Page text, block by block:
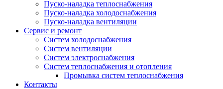
Пуско-наладка теплоснабжения
Пуско-наладка холодоснабжения
Пуско-наладка вентиляции
Сервис и ремонт
Систем холодоснабжения
Систем вентиляции
Систем электроснабжения
Систем теплоснабжения и отопления
Промывка систем теплоснабжения
Контакты